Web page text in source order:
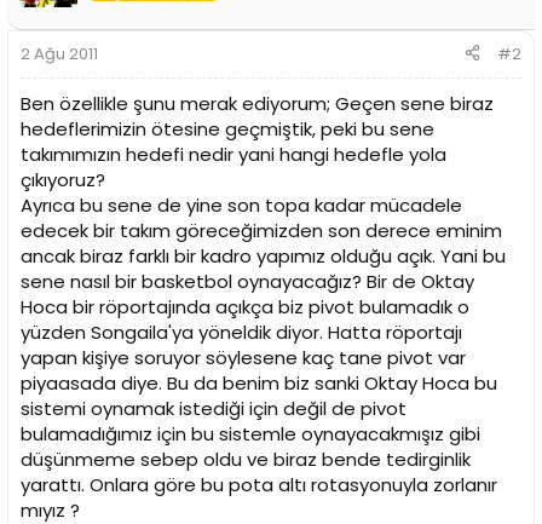
2 Ağu 2011 #2
Ben özellikle şunu merak ediyorum; Geçen sene biraz
hedeflerimizin ötesine geçmiştik, peki bu sene
takımımızın hedefi nedir yani hangi hedefle yola
çıkıyoruz?
Ayrıca bu sene de yine son topa kadar mücadele
edecek bir takım göreceğimizden son derece eminim
ancak biraz farklı bir kadro yapımız olduğu açık. Yani bu
sene nasıl bir basketbol oynayacağız? Bir de Oktay
Hoca bir röportajında açıkça biz pivot bulamadık o
yüzden Songaila'ya yöneldik diyor. Hatta röportajı
yapan kişiye soruyor söylesene kaç tane pivot var
piyaasada diye. Bu da benim biz sanki Oktay Hoca bu
sistemi oynamak istediği için değil de pivot
bulamadığımız için bu sistemle oynayacakmışız gibi
düşünmeme sebep oldu ve biraz bende tedirginlik
yarattı. Onlara göre bu pota altı rotasyonuyla zorlanır
mıyız ?